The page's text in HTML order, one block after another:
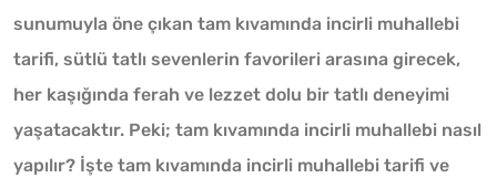
sunumuyla öne çıkan tam kıvamında incirli muhallebi
tarifi, sütlü tatlı sevenlerin favorileri arasına girecek,
her kaşığında ferah ve lezzet dolu bir tatlı deneyimi
yaşatacaktır. Peki; tam kıvamında incirli muhallebi nasıl
yapılır? İşte tam kıvamında incirli muhallebi tarifi ve